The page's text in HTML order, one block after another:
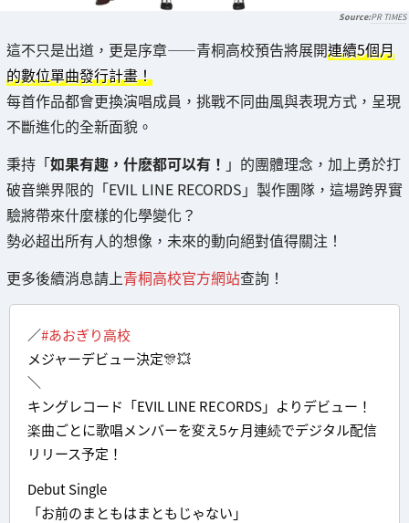
PR TIMES
這不只是出道，更是序章——青桐高校預告將展開連續5個月
的數位單曲發行計畫！
每首作品都會更換演唱成員，挑戰不同曲風與表現方式，呈現
不斷進化的全新面貌。
秉持「如果有趣，什麽都可以有！ 」的團體理念，加上勇於打
破音樂界限的「EVIL LINE RECORDS」製作團隊，這場跨界實
驗將帶來什麼樣的化學變化？
勢必超出所有人的想像，未來的動向絕對值得關注！
更多後續消息請上青桐高校官方網站查詢！
／#あおぎり高校
メジャーデビュー決定🎊💥
＼
キングレコード「EVIL LINE RECORDS」よりデビュー！
楽曲ごとに歌唱メンバーを変え5ヶ月連続でデジタル配信
リリース予定！
Debut Single
「お前のまともはまともじゃない」